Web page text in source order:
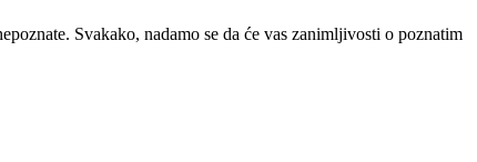
Svakako, nadamo se da će vas zanimljivosti o poznatim